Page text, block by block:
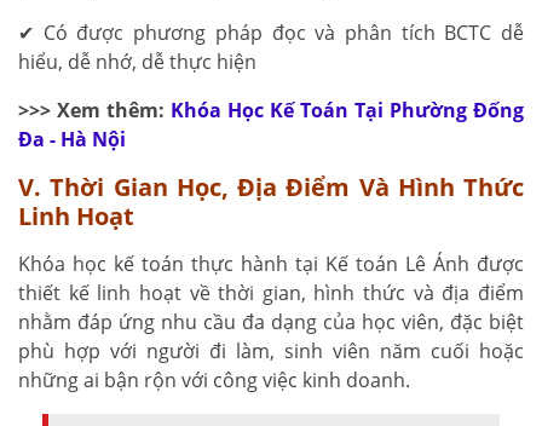
✔ Có được phương pháp đọc và phân tích BCTC dễ
hiểu, dễ nhớ, dễ thực hiện
>>> Xem thêm: Khóa Học Kế Toán Tại Phường Đống
Đa - Hà Nội
V. Thời Gian Học, Địa Điểm Và Hình Thức
Linh Hoạt
Khóa học kế toán thực hành tại Kế toán Lê Ánh được
thiết kế linh hoạt về thời gian, hình thức và địa điểm
nhằm đáp ứng nhu cầu đa dạng của học viên, đặc biệt
phù hợp với người đi làm, sinh viên năm cuối hoặc
những ai bận rộn với công việc kinh doanh.